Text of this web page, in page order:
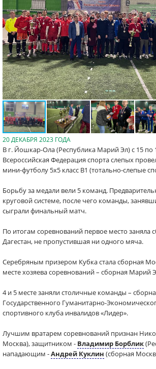
20 ДЕКАБРЯ 2023 ГОДА
В г. Йошкар-Ола (Республика Марий Эл) с 15 по
Всероссийская Федерация спорта слепых
мини-футболу 5х5 класс В1 (тотально-слепые
Борьбу за медали вели 5 команд.
круговой системе, после чего команды,
сыграли финальный матч.
По итогам соревнований первое место заняла
Дагестан, не пропустившая ни одного мяча.
Серебряным призером Кубка стала сборная
месте хозяева соревнований – сборная Марий
4 и 5 месте заняли столичные команды –
Государственного Гуманитарно-
спортивного клуба инвалидов «Лидер».
Лучшим вратарем соревнований признан
Москва), защитником - Владимир Борблик
нападающим -Андрей Куклин (сборная